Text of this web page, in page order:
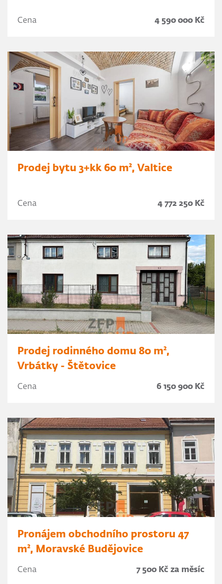
Cena 4 590 000 Kč
Prodej bytu 3+kk 60 m², Valtice
Cena 4 772 250 Kč
Prodej rodinného domu 80 m²,
Vrbátky - Štětovice
Cena 6 150 900 Kč
Pronájem obchodního prostoru 47
m², Moravské Budějovice
Cena 7 500 Kč za měsíc